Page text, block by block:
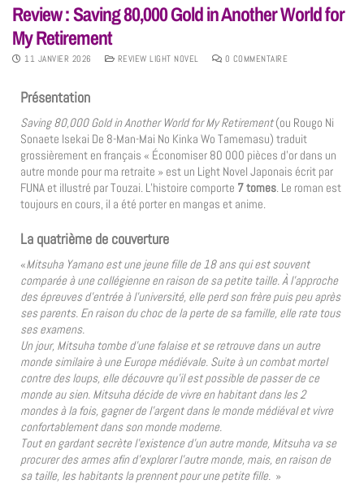
Review : Saving 80,000 Gold in Another World for
My Retirement
11 JANVIER 2026 REVIEW LIGHT NOVEL 0 COMMENTAIRE
Présentation
Saving 80,000 Gold in Another World for My Retirement(ou Rougo Ni
Sonaete Isekai De 8-Man-Mai No Kinka Wo Tamemasu) traduit
grossièrement en français « Économiser 80 000 pièces d’or dans un
autre monde pour ma retraite » est un Light Novel Japonais écrit par
FUNA et illustré par Touzai. L’histoire comporte 7 tomes. Le roman est
toujours en cours, il a été porter en mangas et anime.
La quatrième de couverture
«Mitsuha Yamano est une jeune fille de 18 ans qui est souvent
comparée à une collégienne en raison de sa petite taille. À l’approche
des épreuves d’entrée à l’université, elle perd son frère puis peu après
ses parents. En raison du choc de la perte de sa famille, elle rate tous
ses examens.
Un jour, Mitsuha tombe d’une falaise et se retrouve dans un autre
monde similaire à une Europe médiévale. Suite à un combat mortel
contre des loups, elle découvre qu’il est possible de passer de ce
monde au sien. Mitsuha décide de vivre en habitant dans les 2
mondes à la fois, gagner de l’argent dans le monde médiéval et vivre
confortablement dans son monde moderne.
Tout en gardant secrète l’existence d’un autre monde, Mitsuha va se
procurer des armes afin d’explorer l’autre monde, mais, en raison de
sa taille, les habitants la prennent pour une petite fille. »